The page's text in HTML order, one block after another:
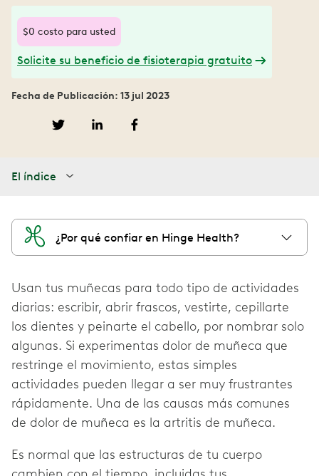
$0 costo para usted
Solicite su beneficio de fisioterapia gratuito
Fecha de Publicación: 13 jul 2023
El índice
¿Por qué confiar en Hinge Health?
Usan tus muñecas para todo tipo de actividades
diarias: escribir, abrir frascos, vestirte, cepillarte
los dientes y peinarte el cabello, por nombrar solo
algunas. Si experimentas dolor de muñeca que
restringe el movimiento, estas simples
actividades pueden llegar a ser muy frustrantes
rápidamente. Una de las causas más comunes
de dolor de muñeca es la artritis de muñeca.
Es normal que las estructuras de tu cuerpo